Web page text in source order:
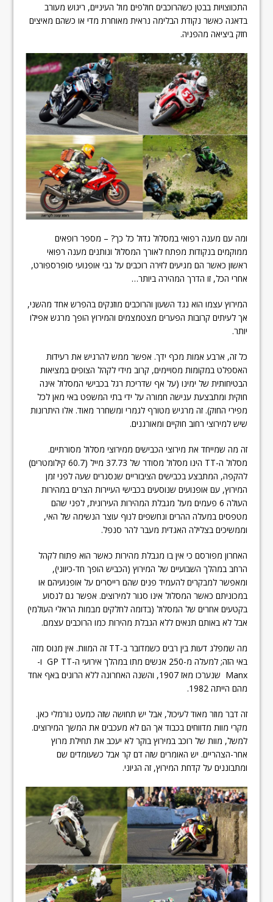
התכווצויות בבטן כשהרוכבים חולפים מול העיניים, ריגוש מעורב
בדאגה כאשר נקודת הבלימה נראית מאוחרת מדי או כשהם מאיצים
חזק ביציאה מהפניה.
ומה עם מענה רפואי במסלול גדול כל כך? – מספר רופאים
ממוקמים בנקודות מפתח לאורך המסלול ונותנים מענה רפואי
ראשון כאשר הם מגיעים לזירה רוכבים על גבי אופנועי סופרספורט,
אחרי הכל, זו הדרך המהירה ביותר…
המירוץ עצמו הוא נגד השעון והרוכבים מוזנקים בהפרש אחד מהשני,
אך לעיתים קרובות הפערים מצטמצמים והמירוץ הופך מרגש אפילו
יותר.
כל זה, ארבע אמות מכף ידך. אפשר ממש להרגיש את רעידות
האספלט במקומות מסויימים, קרוב מידי לקהל הצופים במציאות
הבטיחותית של ימינו (על אף שדריכת רגל בכבישי המסלול אינה
חוקית ומתבצעת ענישה חמורה על ידי בתי המשפט באי מאן לכל
מפירי החוק). זה מרגיש מטורף לגמרי ומשחרר מאוד. אלו היתרונות
שיש למירוצי רחוב חוקיים ומאורגנים.
זה מה שמייחד את מירוצי הכבישים ממירוצי מסלול מסורתיים.
מסלול ה-TT הינו מסלול מסודר של 37.73 מייל (60.7 קילומטרים)
להקפה, המתבצע בכבישים הציבוריים שנסגרים שעה לפני זמן
המירוץ, עם אופנועים שנוסעים בכבישי העיירות הצרים במהירות
העולה 6 פעמים מעל מגבלת המהירות העירונית, לפני שהם
מטפסים במעלה ההרים ונחשפים לנוף עוצר הנשימה של האי,
וממשיכים בצלילה האגדית מעבר להר סנפל.
האחרון מפורסם כי אין בו מגבלת מהירות כאשר הוא פתוח לקהל
הרחב במהלך השבועיים של המירוץ (הכביש הופך חד-כיווני),
ומאפשר למבקרים להעמיד פנים שהם רייסרים על אופנועיהם או
במכוניתם כאשר המסלול אינו סגור למירוצים. אפשר גם לנסוע
בקטעים אחרים של המסלול (בדומה לחלקים מבמות הראלי העולמי)
אבל לא באותם תנאים ללא הגבלת מהירות כמו הרוכבים עצמם.
מה שמפלג דעות בין רבים כשמדובר ב-TT זה המוות. אין מנוס מזה
באי הזה; למעלה מ-250 אנשים מתו במהלך אירועי ה-GP TT ו-
Manx שנערכו מאז 1907, והשנה האחרונה ללא הרוגים באף אחד
מהם הייתה 1982.
זה דבר מוזר מאוד לעיכול, אבל יש תחושה שזה כמעט נורמלי כאן.
מקרי מוות מדווחים בכבוד אך הם לא מעכבים את המשך המירוצים.
למשל, מוות של רוכב במירוץ בוקר לא יעכב את תחילת מרוץ
אחר-הצהריים. יש האומרים שזה דם קר אבל כשעומדים שם
ומתבוננים על קדחת המירוץ, זה הגיוני.